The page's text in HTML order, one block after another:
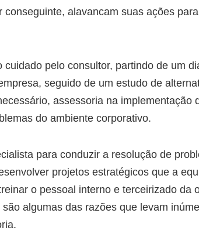
alavancam suas ações
pelo consultor, partindo de um
seguido de um estudo de
assessoria na implementação
do ambiente corporativo.
para conduzir a resolução de
projetos estratégicos que a
o pessoal interno e terceirizado da
algumas das razões que levam